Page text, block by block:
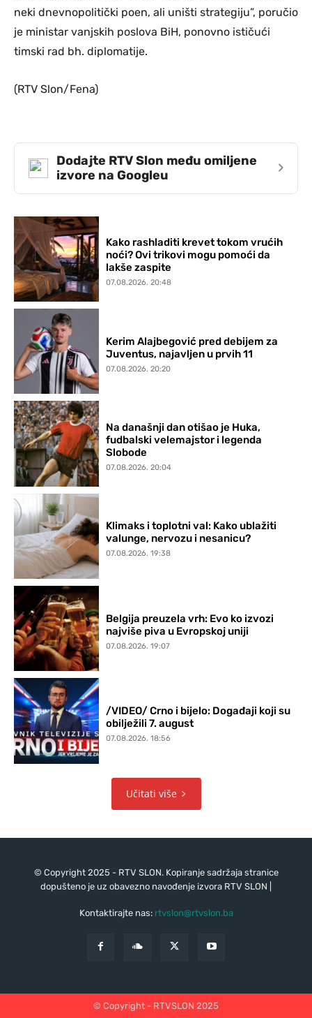
neki dnevnopolitički poen, ali uništi strategiju”, poručio
je ministar vanjskih poslova BiH, ponovno ističući
timski rad bh. diplomatije.
(RTV Slon/Fena)
Dodajte RTV Slon među omiljene
izvore na Googleu
›
Kako rashladiti krevet tokom vrućih
noći? Ovi trikovi mogu pomoći da
lakše zaspite
07.08.2026. 20:48
Kerim Alajbegović pred debijem za
Juventus, najavljen u prvih 11
07.08.2026. 20:20
Na današnji dan otišao je Huka,
fudbalski velemajstor i legenda
Slobode
07.08.2026. 20:04
Klimaks i toplotni val: Kako ublažiti
valunge, nervozu i nesanicu?
07.08.2026. 19:38
Belgija preuzela vrh: Evo ko izvozi
najviše piva u Evropskoj uniji
07.08.2026. 19:07
/VIDEO/ Crno i bijelo: Događaji koji su
obilježili 7. august
07.08.2026. 18:56
Učitati više
© Copyright 2025 - RTV SLON. Kopiranje sadržaja stranice
dopušteno je uz obavezno navođenje izvora RTV SLON |
Kontaktirajte nas: rtvslon@rtvslon.ba
© Copyright - RTVSLON 2025